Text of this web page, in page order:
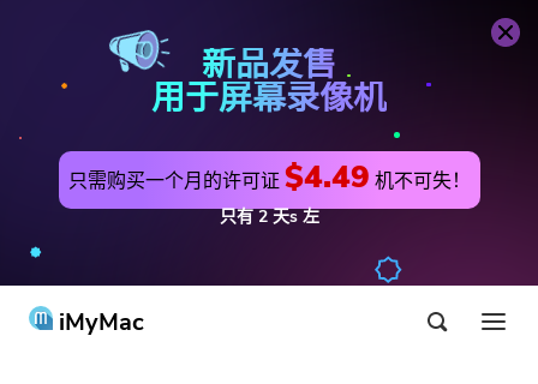
新品发售
用于屏幕录像机
只需购买一个月的许可证$4.49 机不可失！
只有2 天s左
iMyMac
Mac Cleaner